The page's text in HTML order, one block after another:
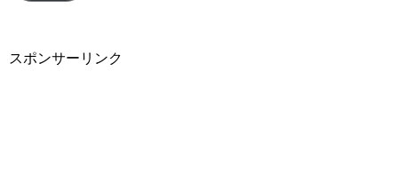
ス
スポンサーリンク